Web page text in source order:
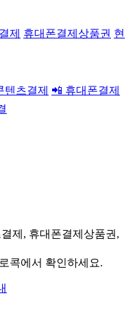
제 휴대폰결제상품권 현
텐츠결제 📲 휴대폰결제
제, 휴대폰결제상품권,
콕에서 확인하세요.